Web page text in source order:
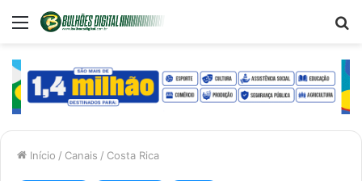
Menu
Início / Canais / Costa Rica